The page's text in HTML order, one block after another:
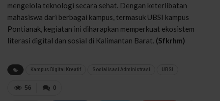
mengelola teknologi secara sehat. Dengan keterlibatan
mahasiswa dari berbagai kampus, termasuk UBSI kampus
Pontianak, kegiatan ini diharapkan memperkuat ekosistem
literasi digital dan sosial di Kalimantan Barat. (Sfkrhm)
Kampus Digital Kreatif Sosialisasi Administrasi UBSI
0
56